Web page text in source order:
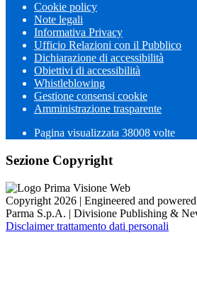
Cookie policy
Note legali
Informativa Privacy
Ufficio Relazioni con il Pubblico
Dichiarazione di accessibilità
Obiettivi di accessibilità
Whistleblowing
Gestione consensi cookie
Amministrazione trasparente
Pagina visualizzata 38008 volte
Sezione Copyright
Copyright 2026 | Engineered and
Parma S.p.A. | Divisione Publishing &
Disclaimer trattamento dati personali